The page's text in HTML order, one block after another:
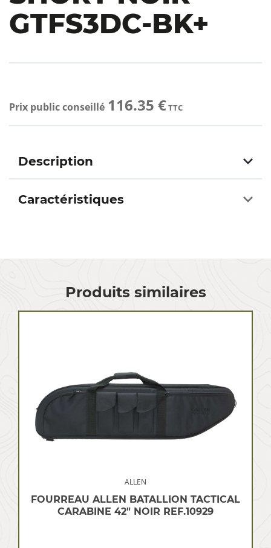
GTFS3DC-BK+
Prix public conseillé 116.35 €TTC
Description
Caractéristiques
Produits similaires
ALLEN
FOURREAU ALLEN BATALLION TACTICAL
CARABINE 42″ NOIR REF.10929